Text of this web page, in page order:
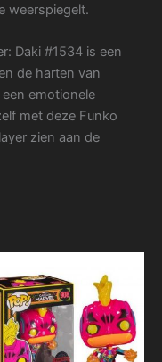
weerspiegelt.
Daki #1534 is een
de harten van
emotionele
met deze Funko
zien aan de